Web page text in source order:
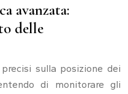
avanzata:
delle
sulla posizione dei
di monitorare gli